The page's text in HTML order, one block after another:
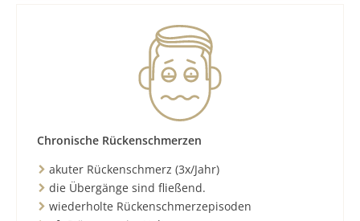
Chronische Rückenschmerzen
akuter Rückenschmerz (3x/Jahr)
die Übergänge sind fließend.
wiederholte Rückenschmerzepisoden